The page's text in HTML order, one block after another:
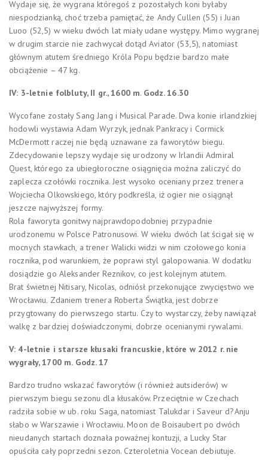
Wydaje się, że wygrana któregoś z pozostałych koni byłaby
niespodzianką, choć trzeba pamiętać, że Andy Cullen (55) i Juan
Luoo (52,5) w wieku dwóch lat miały udane występy. Mimo wygranej
w drugim starcie nie zachwycał dotąd Aviator (53,5), natomiast
głównym atutem średniego Króla Popu będzie bardzo małe
obciążenie – 47 kg.
IV: 3-letnie folbluty, II gr., 1600 m. Godz. 16.30
Wycofane zostały Sang Jang i Musical Parade. Dwa konie irlandzkiej
hodowli wystawia Adam Wyrzyk, jednak Pankracy i Cormick
McDermott raczej nie będą uznawane za faworytów biegu.
Zdecydowanie lepszy wydaje się urodzony w Irlandii Admiral
Quest, którego za ubiegłoroczne osiągnięcia można zaliczyć do
zaplecza czołówki rocznika. Jest wysoko oceniany przez trenera
Wojciecha Olkowskiego, który podkreśla, iż ogier nie osiągnął
jeszcze najwyższej formy.
Rola faworyta gonitwy najprawdopodobniej przypadnie
urodzonemu w Polsce Patronusowi. W wieku dwóch lat ścigał się w
mocnych stawkach, a trener Walicki widzi w nim czołowego konia
rocznika, pod warunkiem, że poprawi styl galopowania. W dodatku
dosiądzie go Aleksander Reznikov, co jest kolejnym atutem.
Brat świetnej Nitisary, Nicolas, odniósł przekonujące zwycięstwo we
Wrocławiu. Zdaniem trenera Roberta Świątka, jest dobrze
przygtowany do pierwszego startu. Czy to wystarczy, żeby nawiązał
walkę z bardziej doświadczonymi, dobrze ocenianymi rywalami.
V: 4-letnie i starsze kłusaki francuskie, które w 2012 r. nie
wygrały, 1700 m. Godz. 17
Bardzo trudno wskazać faworytów (i również autsiderów) w
pierwszym biegu sezonu dla kłusaków. Przeciętnie w Czechach
radziła sobie w ub. roku Saga, natomiast Talukdar i Saveur d?Anju
słabo w Warszawie i Wrocławiu. Moon de Boisaubert po dwóch
nieudanych startach doznała poważnej kontuzji, a Lucky Star
opuściła cały poprzedni sezon. Czteroletnia Vocean debiutuje.